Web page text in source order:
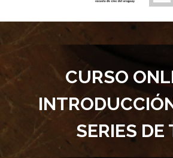
CURSO
SERIES DE